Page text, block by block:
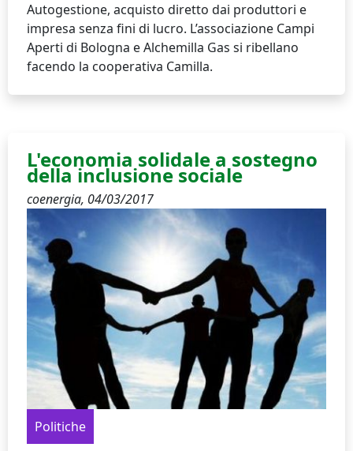
Autogestione, acquisto diretto dai produttori e
impresa senza fini di lucro. L’associazione Campi
Aperti di Bologna e Alchemilla Gas si ribellano
facendo la cooperativa Camilla.
L'economia solidale a sostegno
della inclusione sociale
coenergia, 04/03/2017
Politiche